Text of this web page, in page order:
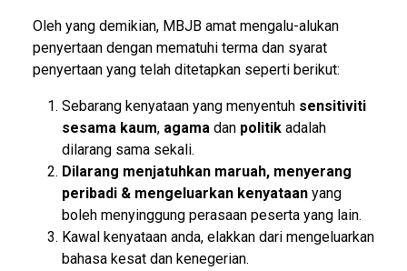
Oleh yang demikian, MBJB amat mengalu-alukan
penyertaan dengan mematuhi terma dan syarat
penyertaan yang telah ditetapkan seperti berikut:
Sebarang kenyataan yang menyentuh sensitiviti
sesama kaum, agama dan politik adalah
dilarang sama sekali.
Dilarang menjatuhkan maruah, menyerang
peribadi & mengeluarkan kenyataan yang
boleh menyinggung perasaan peserta yang lain.
Kawal kenyataan anda, elakkan dari mengeluarkan
bahasa kesat dan kenegerian.